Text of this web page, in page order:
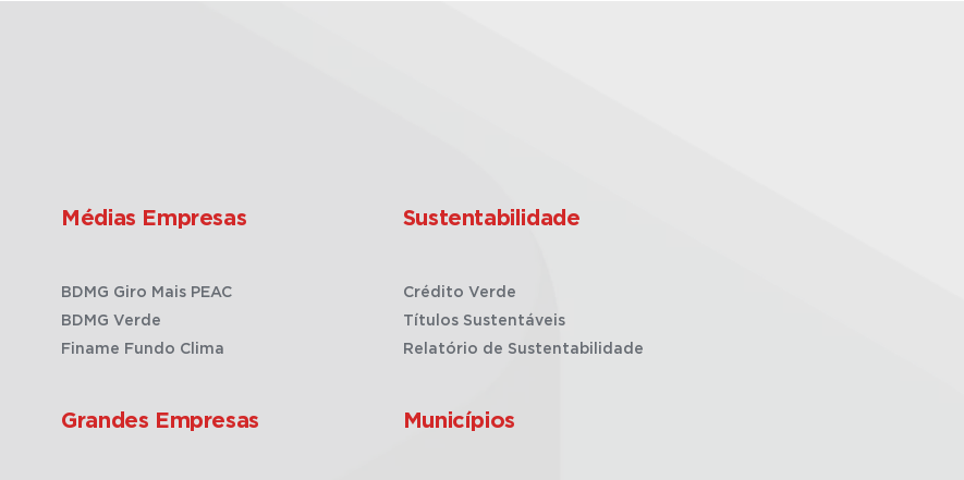
Médias Empresas
BDMG Giro Mais PEAC
BDMG Verde
Finame Fundo Clima
Grandes Empresas
Sustentabilidade
Crédito Verde
Títulos Sustentáveis
Relatório de Sustentabilidade
Municípios